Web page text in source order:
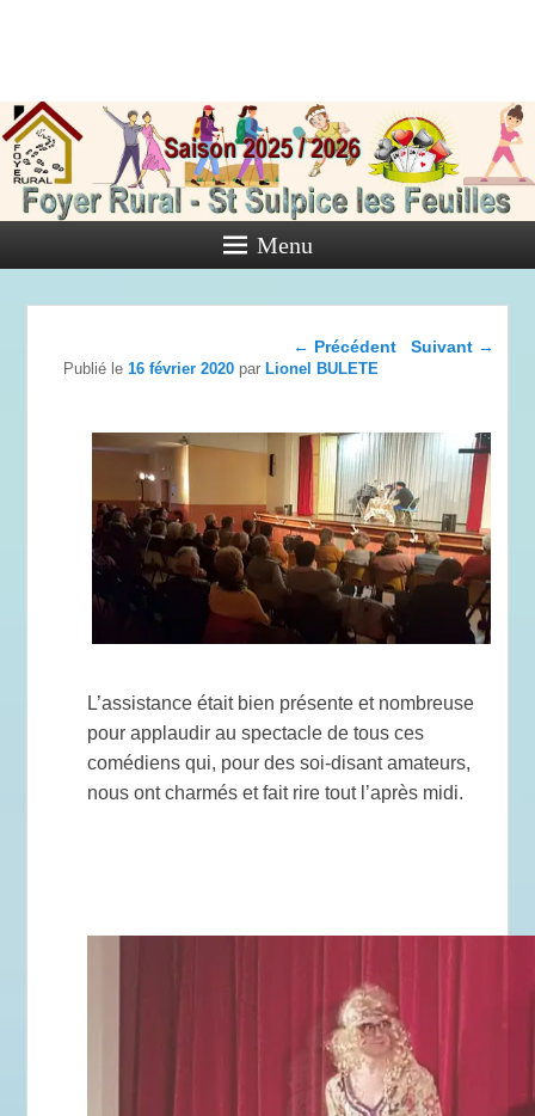
de Saint
Sulpice les
Feuilles
Activités diverses de l'Association
Menu
Navigation dans les
← Précédent Suivant →
Publié le16 février 2020 parLionel BULETE
L’assistance était bien présente et nombreuse
pour applaudir au spectacle de tous ces
comédiens qui, pour des soi-disant amateurs,
nous ont charmés et fait rire tout l’après midi.